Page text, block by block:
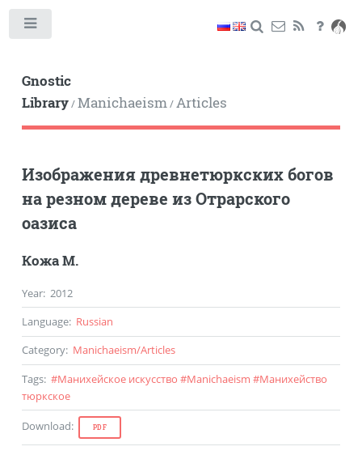
Gnostic
Library/Manichaeism/Articles
Изображения древнетюркских богов
на резном дереве из Отрарского
оазиса
Кожа М.
Year: 2012
Language: Russian
Category: Manichaeism/Articles
Tags: #Манихейское искусство #Manichaeism #Манихейство
тюркское
Download: PDF